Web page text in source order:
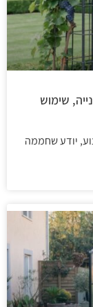
שימוש
יודע שחממה